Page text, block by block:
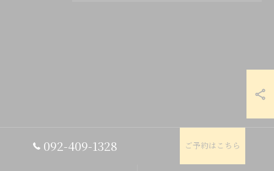
092-409-1328 ご予約はこちら